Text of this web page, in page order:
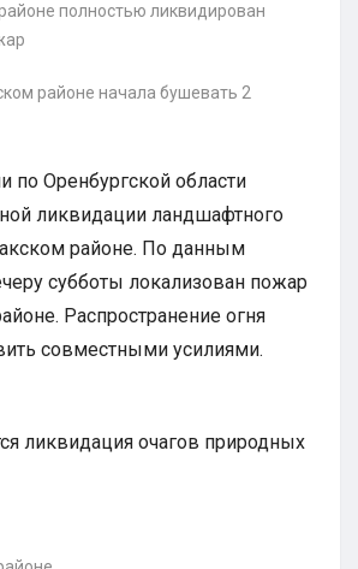
районе начала бушевать 2
по Оренбургской области
ликвидации ландшафтного
районе. По данным
субботы локализован пожар
Распространение огня
совместными усилиями.
ликвидация очагов природных